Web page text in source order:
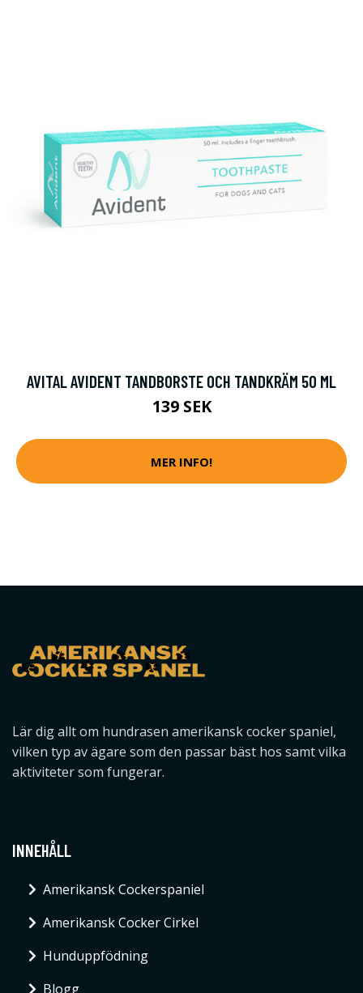
AVITAL AVIDENT TANDBORSTE OCH TANDKRÄM 50 ML
139 SEK
MER INFO!
Lär dig allt om hundrasen amerikansk cocker spaniel,
vilken typ av ägare som den passar bäst hos samt vilka
aktiviteter som fungerar.
INNEHÅLL
Amerikansk Cockerspaniel
Amerikansk Cocker Cirkel
Hunduppfödning
Blogg